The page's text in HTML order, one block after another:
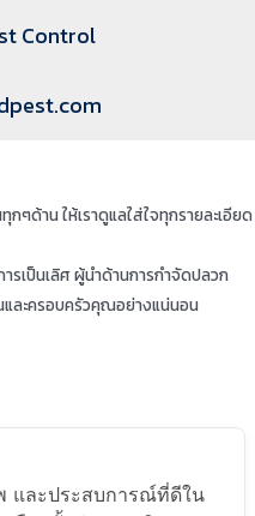
Control
ๆด้าน ให้เราดูแลใส่ใจทุกรายละเอียด
ารเป็นเลิศ ผู้นำด้านการกำจัดปลวก
ละครอบครัวคุณอย่างแน่นอน
และประสบการณ์ที่ดีใน